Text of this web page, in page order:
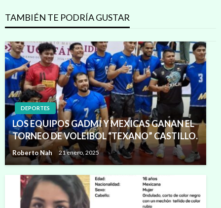
TAMBIÉN TE PODRÍA GUSTAR
DEPORTES
LOS EQUIPOS GADMI Y MEXICAS GANAN EL
TORNEO DE VOLEIBOL “TEXANO” CASTILLO.
Roberto Nah 21 enero, 2025